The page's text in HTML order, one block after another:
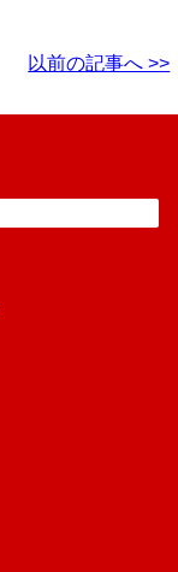
以前の記事へ >>